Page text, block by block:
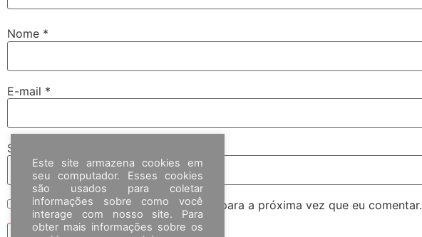
Nome *
E-mail *
Site
Salvar meus dados neste navegador para a próxima vez que eu comentar.
Este site armazena cookies em
seu computador. Esses cookies
são usados para coletar
informações sobre como você
interage com nosso site. Para
obter mais informações sobre os